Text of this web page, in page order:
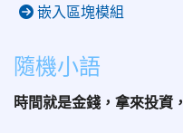
嵌入區塊模組
隨機小語
時間就是金錢，拿來投資